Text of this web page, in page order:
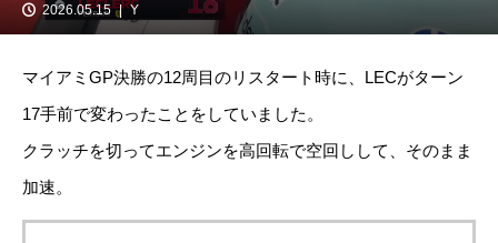
2026.05.15 Y
マイアミGP決勝の12周目のリスタート時に、LECがターン
17手前で変わったことをしていました。
クラッチを切ってエンジンを高回転で空回しして、そのまま
加速。